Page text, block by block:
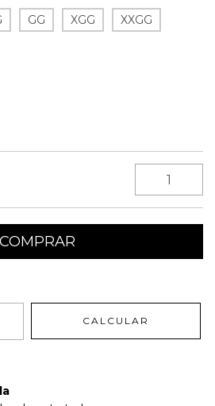
GG XGG XXGG
CALCULAR